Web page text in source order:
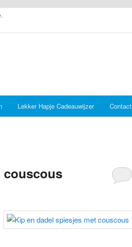
Lekker Hapje Cadeauwijzer Contact
couscous